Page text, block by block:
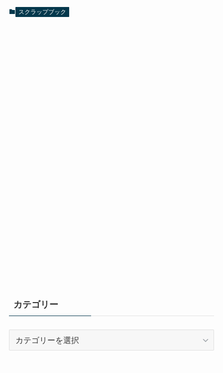
スクラップブック
カテゴリー